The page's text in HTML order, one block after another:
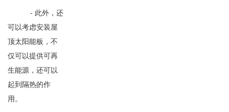
- 此外，还
可以考虑安装屋
顶太阳能板，不
仅可以提供可再
生能源，还可以
起到隔热的作
用。